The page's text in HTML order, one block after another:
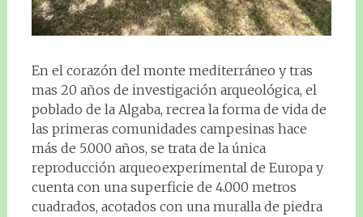
En el corazón del monte mediterráneo y tras
mas 20 años de investigación arqueológica, el
poblado de la Algaba, recrea la forma de vida de
las primeras comunidades campesinas hace
más de 5.000 años, se trata de la única
reproducción arqueoexperimental de Europa y
cuenta con una superficie de 4.000 metros
cuadrados, acotados con una muralla de piedra